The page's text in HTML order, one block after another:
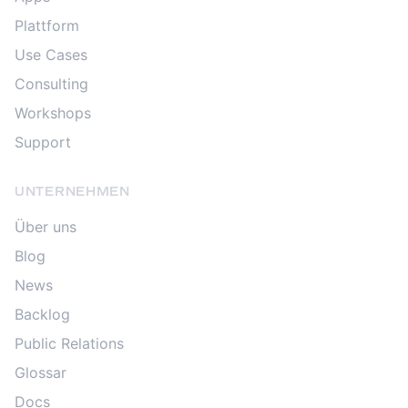
Plattform
Use Cases
Consulting
Workshops
Support
UNTERNEHMEN
Über uns
Blog
News
Backlog
Public Relations
Glossar
Docs